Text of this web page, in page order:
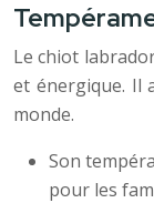
Le chiot
et énergique. Il
monde.
Son
pour les